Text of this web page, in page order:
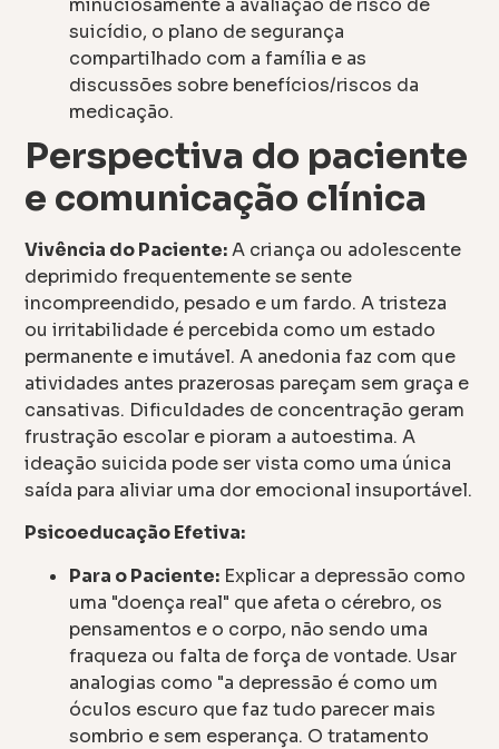
minuciosamente a avaliação de risco de
suicídio, o plano de segurança
compartilhado com a família e as
discussões sobre benefícios/riscos da
medicação.
Perspectiva do paciente
e comunicação clínica
Vivência do Paciente:A criança ou adolescente
deprimido frequentemente se sente
incompreendido, pesado e um fardo. A tristeza
ou irritabilidade é percebida como um estado
permanente e imutável. A anedonia faz com que
atividades antes prazerosas pareçam sem graça e
cansativas. Dificuldades de concentração geram
frustração escolar e pioram a autoestima. A
ideação suicida pode ser vista como uma única
saída para aliviar uma dor emocional insuportável.
Psicoeducação Efetiva:
Para o Paciente: Explicar a depressão como
uma "doença real" que afeta o cérebro, os
pensamentos e o corpo, não sendo uma
fraqueza ou falta de força de vontade. Usar
analogias como "a depressão é como um
óculos escuro que faz tudo parecer mais
sombrio e sem esperança. O tratamento